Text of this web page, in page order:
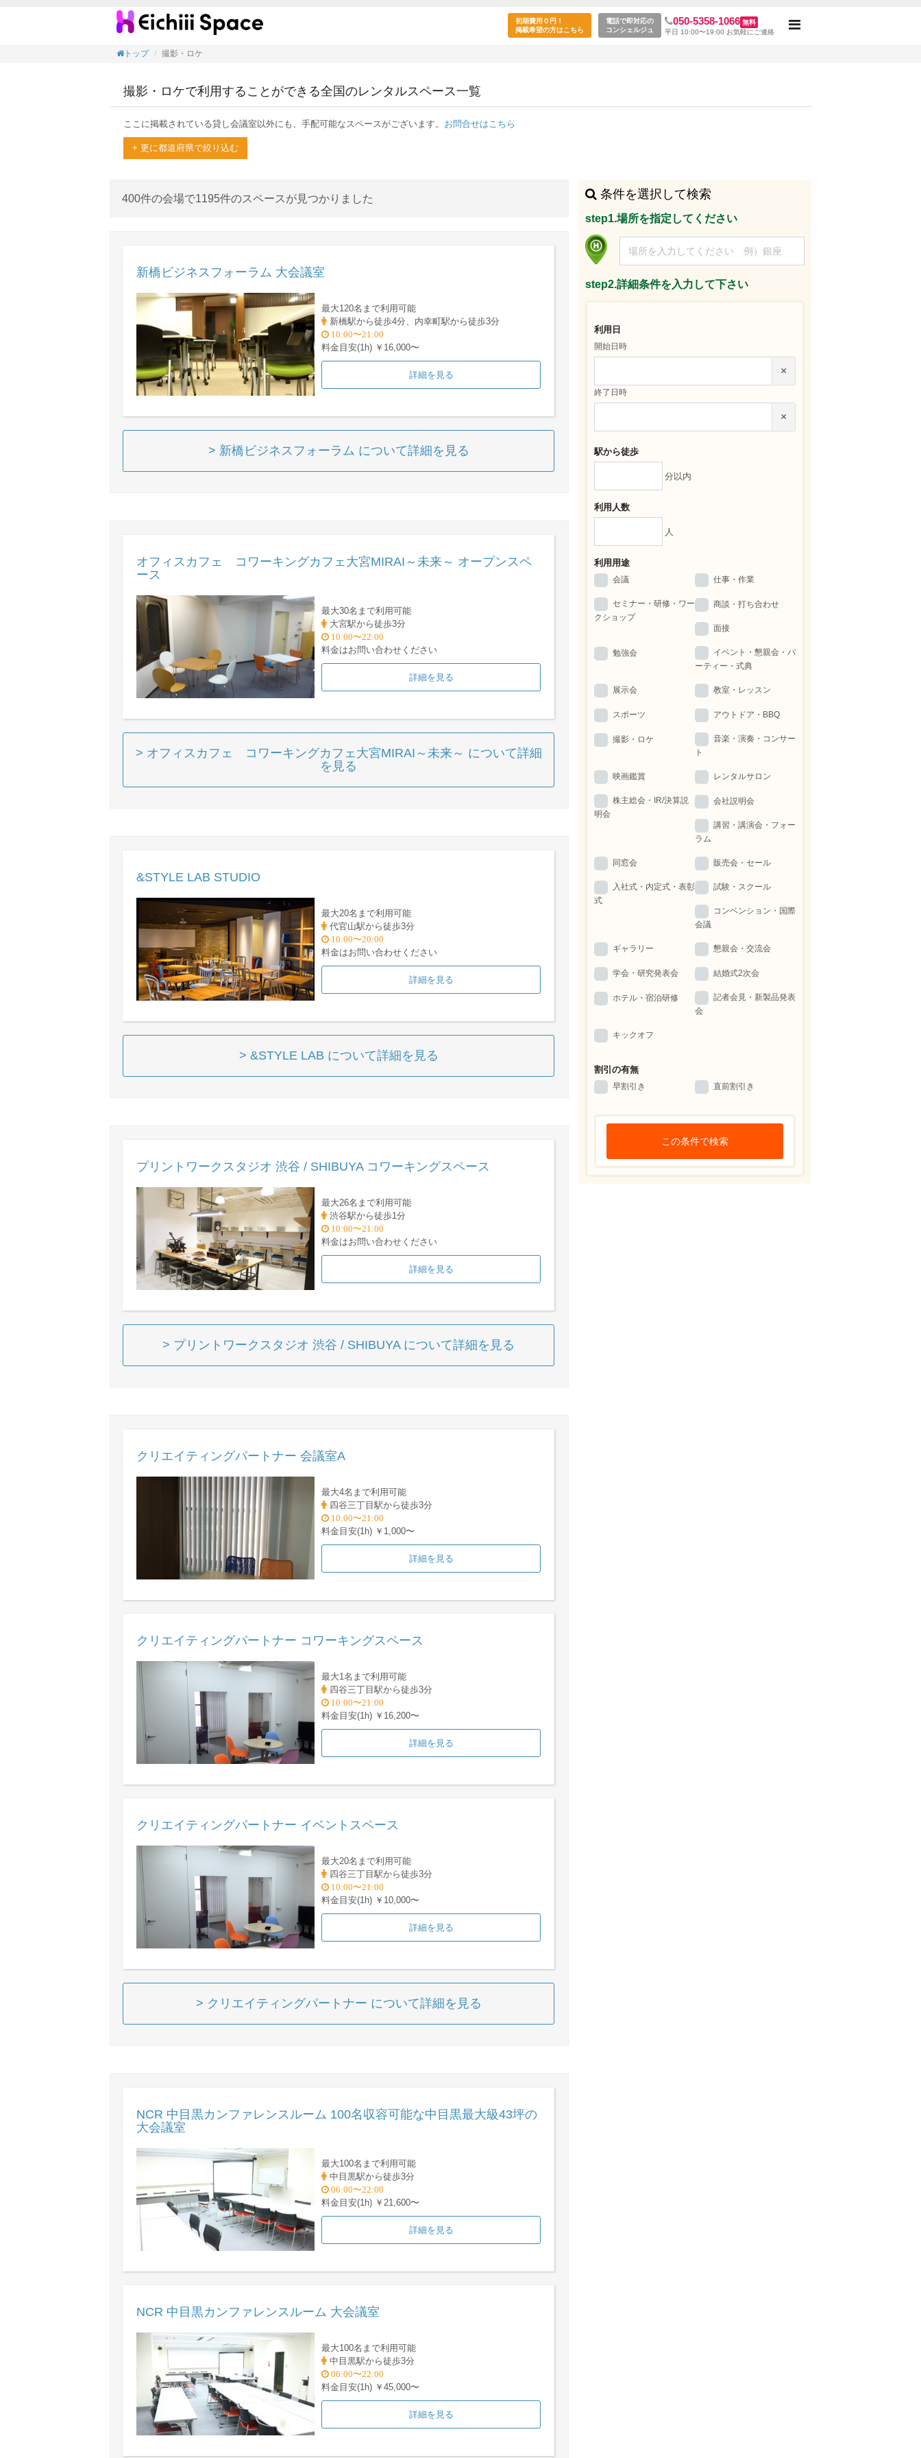
「撮影・ロケ」の目的で利用できるレンタルスペース一覧
初期費用０円！
掲載希望の方はこちら
電話で即対応の
コンシェルジュ
050-5358-1066 無料
平日 10:00〜19:00 お気軽にご連絡
Toggle
トップ 撮影・ロケ
撮影・ロケで利用することができる全国のレンタルスペース一覧
ここに掲載されている貸し会議室以外にも、手配可能なスペースがございます。 お問合せはこちら
+ 更に都道府県で絞り込む
400件の会場で1195件のスペースが見つかりました
新橋ビジネスフォーラム 大会議室
最大120名まで利用可能
新橋駅から徒歩4分、内幸町駅から徒歩3分
10:00〜21:00
料金目安(1h) ￥16,000〜
詳細を見る
> 新橋ビジネスフォーラム について詳細を見る
オフィスカフェ コワーキングカフェ大宮MIRAI～未来～ オープンスペ
ース
最大30名まで利用可能
大宮駅から徒歩3分
10:00〜22:00
料金はお問い合わせください
詳細を見る
> オフィスカフェ コワーキングカフェ大宮MIRAI～未来～ について詳細
を見る
&STYLE LAB STUDIO
最大20名まで利用可能
代官山駅から徒歩3分
10:00〜20:00
料金はお問い合わせください
詳細を見る
> &STYLE LAB について詳細を見る
プリントワークスタジオ 渋谷 / SHIBUYA コワーキングスペース
最大26名まで利用可能
渋谷駅から徒歩1分
10:00〜21:00
料金はお問い合わせください
詳細を見る
> プリントワークスタジオ 渋谷 / SHIBUYA について詳細を見る
クリエイティングパートナー 会議室A
最大4名まで利用可能
四谷三丁目駅から徒歩3分
10:00〜21:00
料金目安(1h) ￥1,000〜
詳細を見る
クリエイティングパートナー コワーキングスペース
最大1名まで利用可能
四谷三丁目駅から徒歩3分
10:00〜21:00
料金目安(1h) ￥16,200〜
詳細を見る
クリエイティングパートナー イベントスペース
最大20名まで利用可能
四谷三丁目駅から徒歩3分
10:00〜21:00
料金目安(1h) ￥10,000〜
詳細を見る
> クリエイティングパートナー について詳細を見る
NCR 中目黒カンファレンスルーム 100名収容可能な中目黒最大級43坪の
大会議室
最大100名まで利用可能
中目黒駅から徒歩3分
06:00〜22:00
料金目安(1h) ￥21,600〜
詳細を見る
NCR 中目黒カンファレンスルーム 大会議室
最大100名まで利用可能
中目黒駅から徒歩3分
06:00〜22:00
料金目安(1h) ￥45,000〜
詳細を見る
条件を選択して検索
step1.場所を指定してください
step2.詳細条件を入力して下さい
利用日
開始日時
×
終了日時
×
駅から徒歩
分以内
利用人数
人
利用用途
会議 仕事・作業
セミナー・研修・ワー
クショップ
商談・打ち合わせ
面接
勉強会
イベント・懇親会・パ
ーティー・式典
展示会 教室・レッスン
スポーツ アウトドア・BBQ
撮影・ロケ
音楽・演奏・コンサー
ト
映画鑑賞 レンタルサロン
株主総会・IR/決算説
明会
会社説明会
講習・講演会・フォー
ラム
同窓会 販売会・セール
入社式・内定式・表彰
式
試験・スクール
コンベンション・国際
会議
ギャラリー 懇親会・交流会
学会・研究発表会 結婚式2次会
ホテル・宿泊研修
記者会見・新製品発表
会
キックオフ
割引の有無
早割引き 直前割引き
この条件で検索